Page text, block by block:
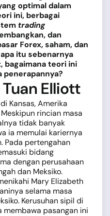
optimal dalam
ini, berbagai
trading
dan
Forex, saham, dan
itu sebenarnya
bagaimana teori ini
penerapannya?
Elliott
Kansas, Amerika
rincian masa
tidak banyak
ia memulai kariernya
Pada pertengahan
bidang
dengan perusahaan
dan Meksiko.
Mary Elizabeth
selama masa
Kerusuhan sipil di
pasangan ini